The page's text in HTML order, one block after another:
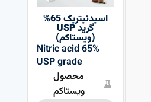
اسیدنیتریک 65%
گرید USP
(ویستاکم)
Nitric acid 65%
USP grade
محصول
ویستاکم